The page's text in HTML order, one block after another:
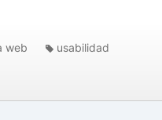
web usabilidad